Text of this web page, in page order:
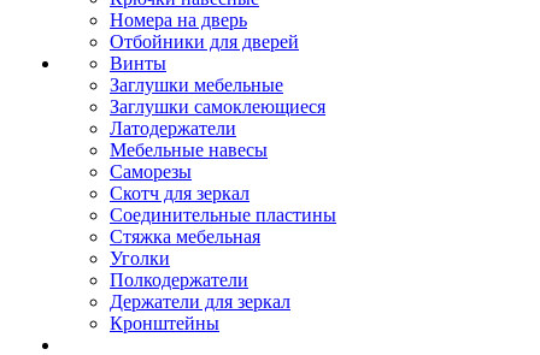
Номера на дверь
Отбойники для дверей
Винты
Заглушки мебельные
Заглушки самоклеющиеся
Латодержатели
Мебельные навесы
Саморезы
Скотч для зеркал
Соединительные пластины
Стяжка мебельная
Уголки
Полкодержатели
Держатели для зеркал
Кронштейны